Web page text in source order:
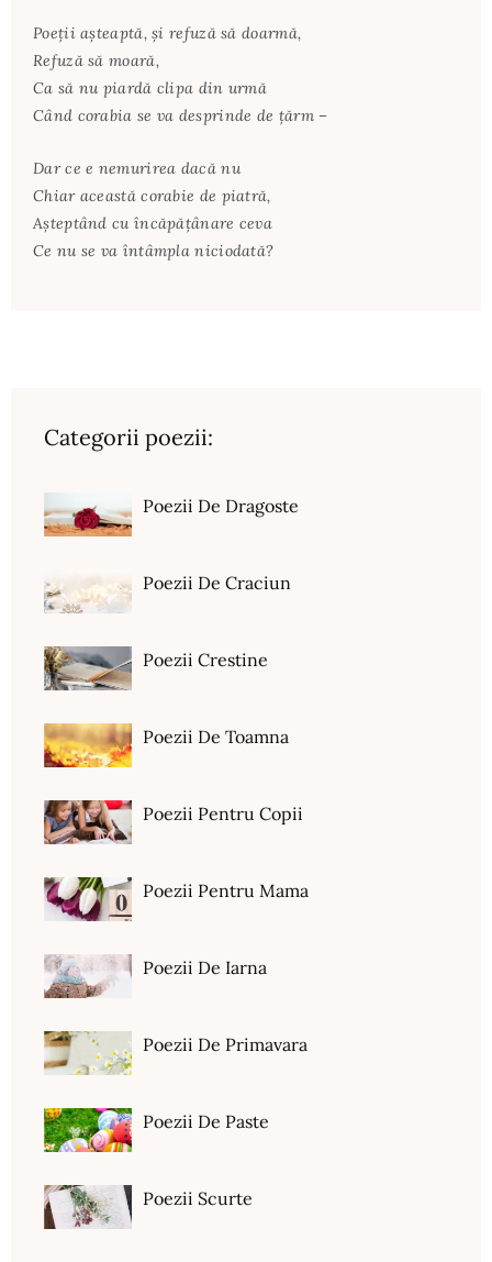
Poeţii aşteaptă, şi refuză să doarmă,
Refuză să moară,
Ca să nu piardă clipa din urmă
Când corabia se va desprinde de ţărm –
Dar ce e nemurirea dacă nu
Chiar această corabie de piatră,
Aşteptând cu încăpăţânare ceva
Ce nu se va întâmpla niciodată?
Categorii poezii:
Poezii De Dragoste
Poezii De Craciun
Poezii Crestine
Poezii De Toamna
Poezii Pentru Copii
Poezii Pentru Mama
Poezii De Iarna
Poezii De Primavara
Poezii De Paste
Poezii Scurte